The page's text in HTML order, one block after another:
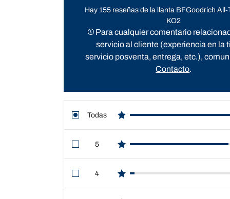
Hay 155 reseñas de la llanta BFGoodrich All-
KO2
Para cualquier comentario
servicio al cliente (experiencia en la
servicio posventa, entrega, etc.),
Contacto.
Todas
star reviews
5
star reviews
4
star reviews